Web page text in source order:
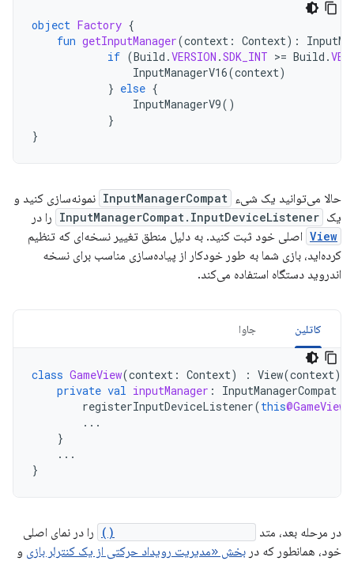
object Factory {
fun getInputManager(context : Context):
if (Build .VERSION .SDK_INT >= Build .
InputManagerV16(context)
} else {
InputManagerV9()
}
}
حالا می‌توانید یک شیء InputManagerCompat نمونه‌سازی کنید و
یک InputManagerCompat.InputDeviceListener را در
View اصلی خود ثبت کنید. به دلیل منطق تغییر نسخه‌ای که تنظیم
کرده‌اید، بازی شما به طور خودکار از پیاده‌سازی مناسب برای نسخه
اندروید دستگاه استفاده می‌کند.
کاتلین جاوا
class GameView(context : Context) : View(context),
private val inputManager : InputManagerCompat
registerInputDeviceListener(this@GameView
...
}
...
}
در مرحله بعد، متد
را در نمای اصلی
خود، همانطور که در بخش «مدیریت رویداد حرکتی از یک کنترلر بازی و